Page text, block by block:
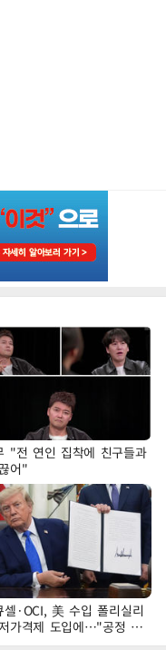
"전 연인 집착에 친구들과
어"
셀·OCI, 美 수입 폴리실리
가격제 도입에…"공정 경
성 개선 환영"